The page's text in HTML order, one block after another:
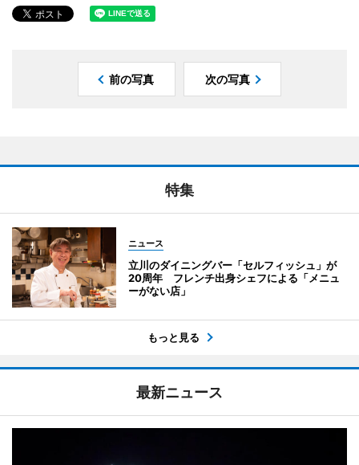
前の写真 次の写真
特集
ニュース
立川のダイニングバー「セルフィッシュ」が
20周年 フレンチ出身シェフによる「メニュ
ーがない店」
もっと見る
最新ニュース